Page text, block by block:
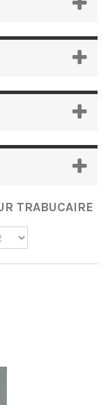
TRABUCAIRE